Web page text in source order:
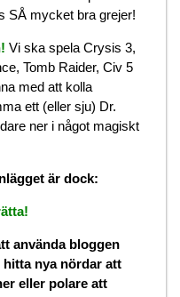
SÅ mycket bra grejer!
Vi ska spela Crysis 3,
Tomb Raider, Civ 5
med att kolla
ett (eller sju) Dr.
ner i något magiskt
är dock:
använda bloggen
hitta nya nördar att
eller polare att